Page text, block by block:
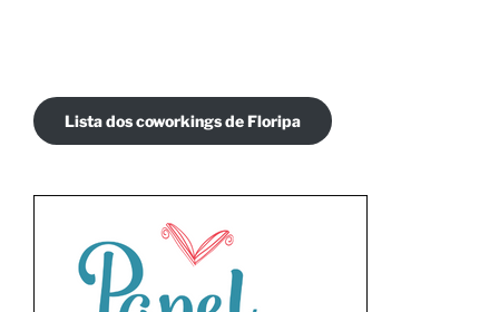
Lista dos coworkings de Floripa